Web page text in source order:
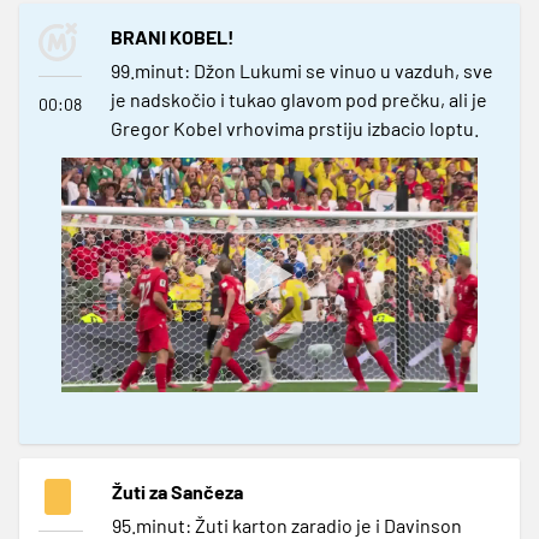
00:08
BRANI KOBEL!
99.minut: Džon Lukumi se vinuo u vazduh, sve
je nadskočio i tukao glavom pod prečku, ali je
Gregor Kobel vrhovima prstiju izbacio loptu.
Žuti za Sančeza
95.minut: Žuti karton zaradio je i Davinson